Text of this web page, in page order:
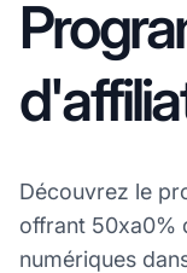
Découvrez le
offrant 50xa0%
numériques